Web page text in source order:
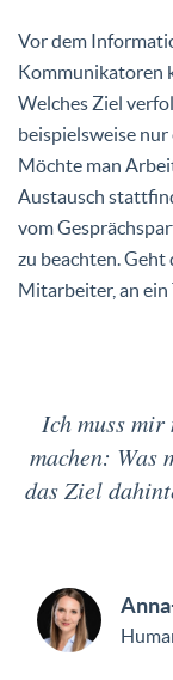
Vor dem
Kommunikatoren
Welches Ziel
beispielsweise
Möchte man
Austausch
vom
zu beachten.
Mitarbeiter, an ein
Ich muss
machen: Was
das Ziel